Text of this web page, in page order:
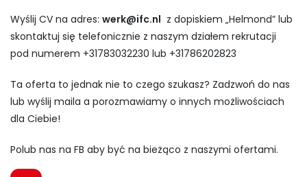
Wyślij CV na adres: werk@ifc.nl z dopiskiem „Helmond” lub
skontaktuj się telefonicznie z naszym działem rekrutacji
pod numerem +31783032230 lub +31786202823
Ta oferta to jednak nie to czego szukasz? Zadzwoń do nas
lub wyślij maila a porozmawiamy o innych możliwościach
dla Ciebie!
Polub nas na FB aby być na bieżąco z naszymi ofertami.